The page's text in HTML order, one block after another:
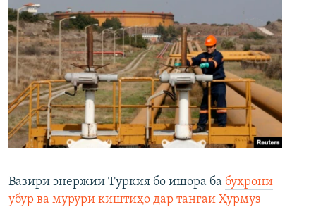
Вазири энержии Туркия бо ишора ба бӯҳрони
убур ва мурури киштиҳо дар тангаи Ҳурмуз